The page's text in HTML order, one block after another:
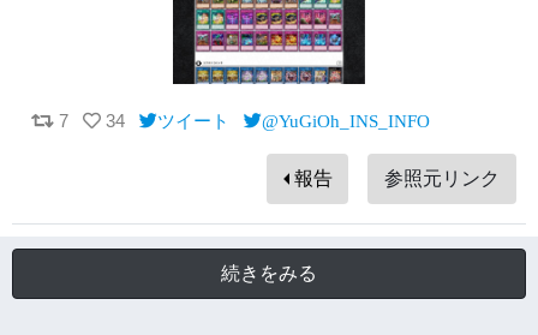
7 34 ツイート @YuGiOh_INS_INFO
報告 参照元リンク
続きをみる